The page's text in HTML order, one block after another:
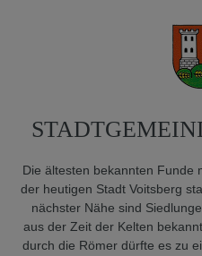
Die ältesten bekannten Funde
der heutigen Stadt Voitsberg
nächster Nähe sind
aus der Zeit der Kelten
durch die Römer dürfte es zu